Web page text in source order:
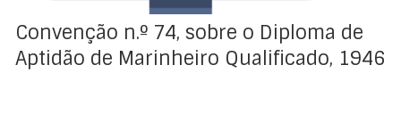
Convenção n.º 74, sobre o Diploma de
Aptidão de Marinheiro Qualificado, 1946